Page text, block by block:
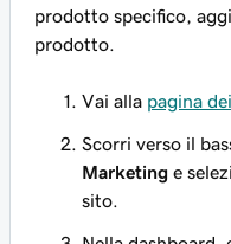
prodotto specifico,
prodotto.
Vai alla pagina
Scorri verso il
Marketing e
sito.